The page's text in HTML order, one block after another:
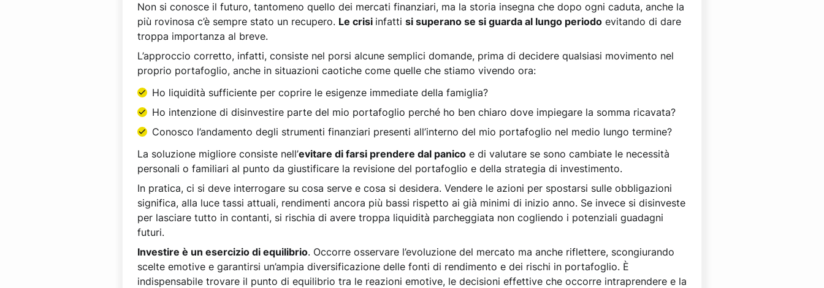
Non si conosce il futuro, tantomeno quello dei mercati finanziari, ma la storia insegna che dopo ogni caduta, anche la
più rovinosa c’è sempre stato un recupero. Le crisi infatti si superano se si guarda al lungo periodo evitando di dare
troppa importanza al breve.
L’approccio corretto, infatti, consiste nel porsi alcune semplici domande, prima di decidere qualsiasi movimento nel
proprio portafoglio, anche in situazioni caotiche come quelle che stiamo vivendo ora:
Ho liquidità sufficiente per coprire le esigenze immediate della famiglia?
Ho intenzione di disinvestire parte del mio portafoglio perché ho ben chiaro dove impiegare la somma ricavata?
Conosco l’andamento degli strumenti finanziari presenti all’interno del mio portafoglio nel medio lungo termine?
La soluzione migliore consiste nell’evitare di farsi prendere dal panico e di valutare se sono cambiate le necessità
personali o familiari al punto da giustificare la revisione del portafoglio e della strategia di investimento.
In pratica, ci si deve interrogare su cosa serve e cosa si desidera. Vendere le azioni per spostarsi sulle obbligazioni
significa, alla luce tassi attuali, rendimenti ancora più bassi rispetto ai già minimi di inizio anno. Se invece si disinveste
per lasciare tutto in contanti, si rischia di avere troppa liquidità parcheggiata non cogliendo i potenziali guadagni
futuri.
Investire è un esercizio di equilibrio. Occorre osservare l’evoluzione del mercato ma anche riflettere, scongiurando
scelte emotive e garantirsi un’ampia diversificazione delle fonti di rendimento e dei rischi in portafoglio. È
indispensabile trovare il punto di equilibrio tra le reazioni emotive, le decisioni effettive che occorre intraprendere e la